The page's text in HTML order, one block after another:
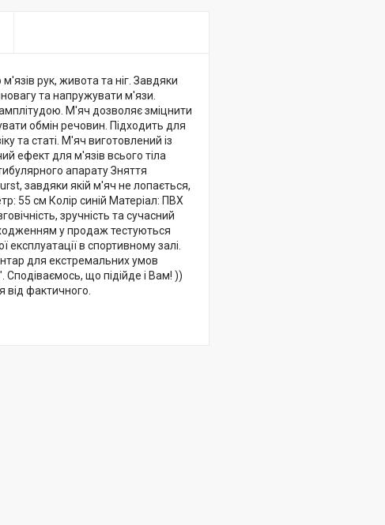
рук, живота та ніг. Завдяки
та напружувати м'язи.
М'яч дозволяє зміцнити
обмін речовин. Підходить для
та статі. М'яч виготовлений із
ефект для м'язів всього тіла
апарату Зняття
завдяки якій м'яч не лопається,
55 см Колір синій Матеріал: ПВХ
зручність та сучасний
у продаж тестуються
в спортивному залі.
для екстремальних умов
що підійде і Вам! ))
від фактичного.